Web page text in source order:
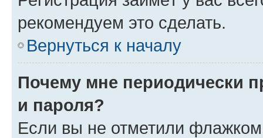
рекомендуем это сделать.
Вернуться к началу
Почему мне периодически
и пароля?
Если вы не отметили